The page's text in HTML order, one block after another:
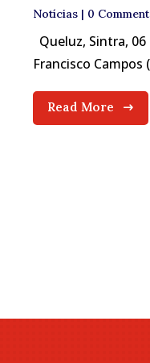
Notícias | 0
Queluz, Sintra,
Francisco Campos
Read More